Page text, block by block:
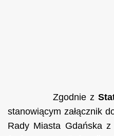
Zgodnie z
stanowiącym załącznik
Rady Miasta Gdańskaz